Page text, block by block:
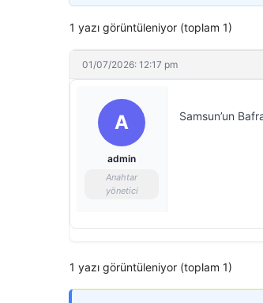
1 yazı görüntüleniyor (toplam 1)
01/07/2026: 12:17 pm
A
admin
Anahtar
yönetici
Samsun’un
1 yazı görüntüleniyor (toplam 1)